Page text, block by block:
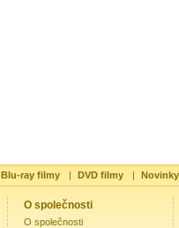
Blu-ray filmy | DVD filmy |
O společnosti
O společnosti